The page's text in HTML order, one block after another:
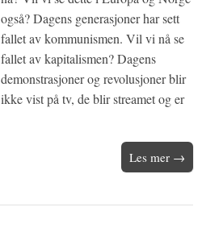
også? Dagens generasjoner har sett
fallet av kommunismen. Vil vi nå se
fallet av kapitalismen? Dagens
demonstrasjoner og revolusjoner blir
ikke vist på tv, de blir streamet og er
Les mer →